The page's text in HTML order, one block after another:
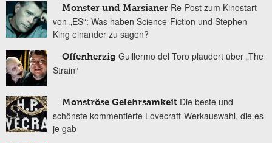
Monster und Marsianer Re-Post zum Kinostart
von „ES“: Was haben Science-Fiction und Stephen
King einander zu sagen?
Offenherzig Guillermo del Toro plaudert über „The
Strain“
Monströse Gelehrsamkeit Die beste und
schönste kommentierte Lovecraft-Werkauswahl, die es
je gab